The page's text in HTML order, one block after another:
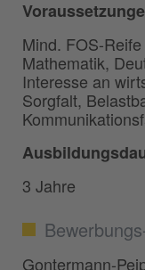
Mind. FOS-Reife
Mathematik,
Interesse an
Sorgfalt,
3 Jahre
Gontermann-